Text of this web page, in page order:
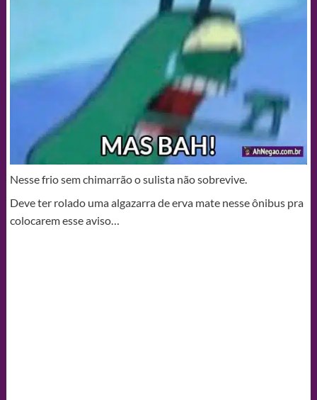
Nesse frio sem chimarrão o sulista não sobrevive.
Deve ter rolado uma algazarra de erva mate nesse ônibus pra
colocarem esse aviso…